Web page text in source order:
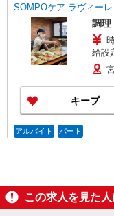
SOMPOケア ラヴィー
調理
給設
ただ
す。
い向
年6
者は
キープ
アルバイト パート
す
この求人を見た